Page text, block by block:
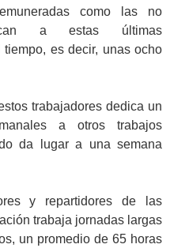
como las no
a estas últimas
es decir, unas ocho
trabajadores dedica un
a otros trabajos
da lugar a una semana
y repartidores de las
trabaja jornadas largas
un promedio de 65 horas